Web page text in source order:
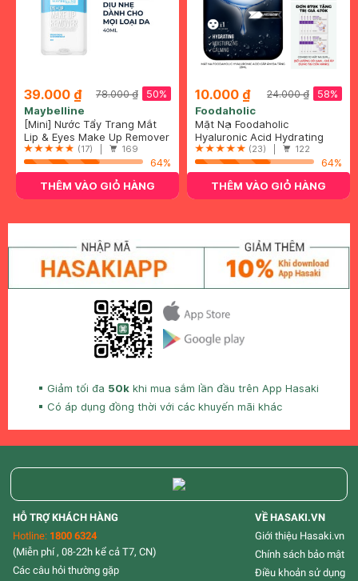
39.000 ₫ 50%
78.000 ₫
Maybelline
[Mini] Nước Tẩy Trang Mắt
Môi Maybelline 40ml
Lip & Eyes Make Up Remover
(17) | 169
64%
THÊM VÀO GIỎ HÀNG
10.000 ₫ 58%
24.000 ₫
Foodaholic
Mặt Nạ Foodaholic
Hyaluronic Acid Cấp Ẩm Đa
Tầng 23ml
Hyaluronic Acid Hydrating
Mask
(23) | 122
64%
THÊM VÀO GIỎ HÀNG
Giảm tối đa 50k khi mua sắm lần đầu trên App Hasaki
Có áp dụng đồng thời với các khuyến mãi khác
HỖ TRỢ KHÁCH HÀNG
Hotline: 1800 6324
(Miễn phí , 08-22h kể cả T7, CN)
Các câu hỏi thường gặp
VỀ HASAKI.VN
Giới thiệu Hasaki.vn
Chính sách bảo mật
Điều khoản sử dụng